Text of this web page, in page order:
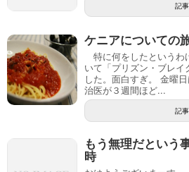
記
ケニアについての
特に何をしたというわ
いて「プリズン・ブレ
した。面白すぎ。 金曜
治医が３週間ほど...
記
もう無理だという
時